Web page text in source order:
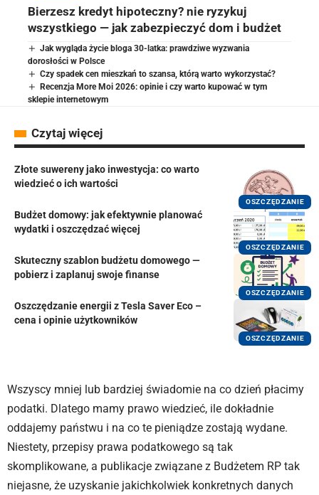
Bierzesz kredyt hipoteczny? nie ryzykuj
wszystkiego — jak zabezpieczyć dom i budżet
Jak wygląda życie bloga 30-latka: prawdziwe wyzwania
dorosłości w Polsce
Czy spadek cen mieszkań to szansa, którą warto wykorzystać?
Recenzja More Moi 2026: opinie i czy warto kupować w tym
sklepie internetowym
Czytaj więcej
OSZCZĘDZANIE
Złote suwereny jako inwestycja: co warto
wiedzieć o ich wartości
OSZCZĘDZANIE
Budżet domowy: jak efektywnie planować
wydatki i oszczędzać więcej
OSZCZĘDZANIE
Skuteczny szablon budżetu domowego —
pobierz i zaplanuj swoje finanse
OSZCZĘDZANIE
Oszczędzanie energii z Tesla Saver Eco –
cena i opinie użytkowników
Wszyscy mniej lub bardziej świadomie na co dzień płacimy
podatki. Dlatego mamy prawo wiedzieć, ile dokładnie
oddajemy państwu i na co te pieniądze zostają wydane.
Niestety, przepisy prawa podatkowego są tak
skomplikowane, a publikacje związane z Budżetem RP tak
niejasne, że uzyskanie jakichkolwiek konkretnych danych